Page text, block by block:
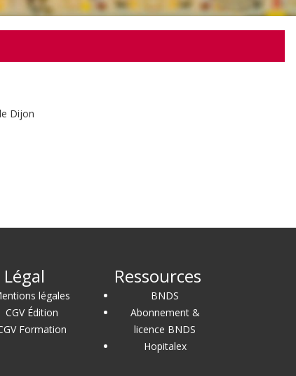
Dijon
Légal
légales
CGV Édition
Formation
Ressources
BNDS
Abonnement &
licence BNDS
Hopitalex